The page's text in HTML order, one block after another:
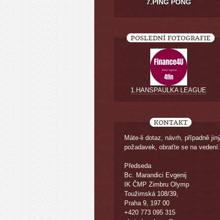
7.PING PONG
POSLEDNÍ FOTOGRAFIE
1.HANSPAULKA LEAGUE
KONTAKT
Máte-li dotaz, návrh, případně
požadavek, obraťte se na vedení:
Předseda
Bc. Marandici Evgenij
IK ČMP Zimbru Olymp
Toužimská 108/39,
Praha 9, 197 00
+420 773 095 315